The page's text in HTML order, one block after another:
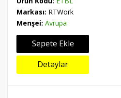
Markası: RTWork
Menşei: Avrupa
Sepete Ekle
Detaylar